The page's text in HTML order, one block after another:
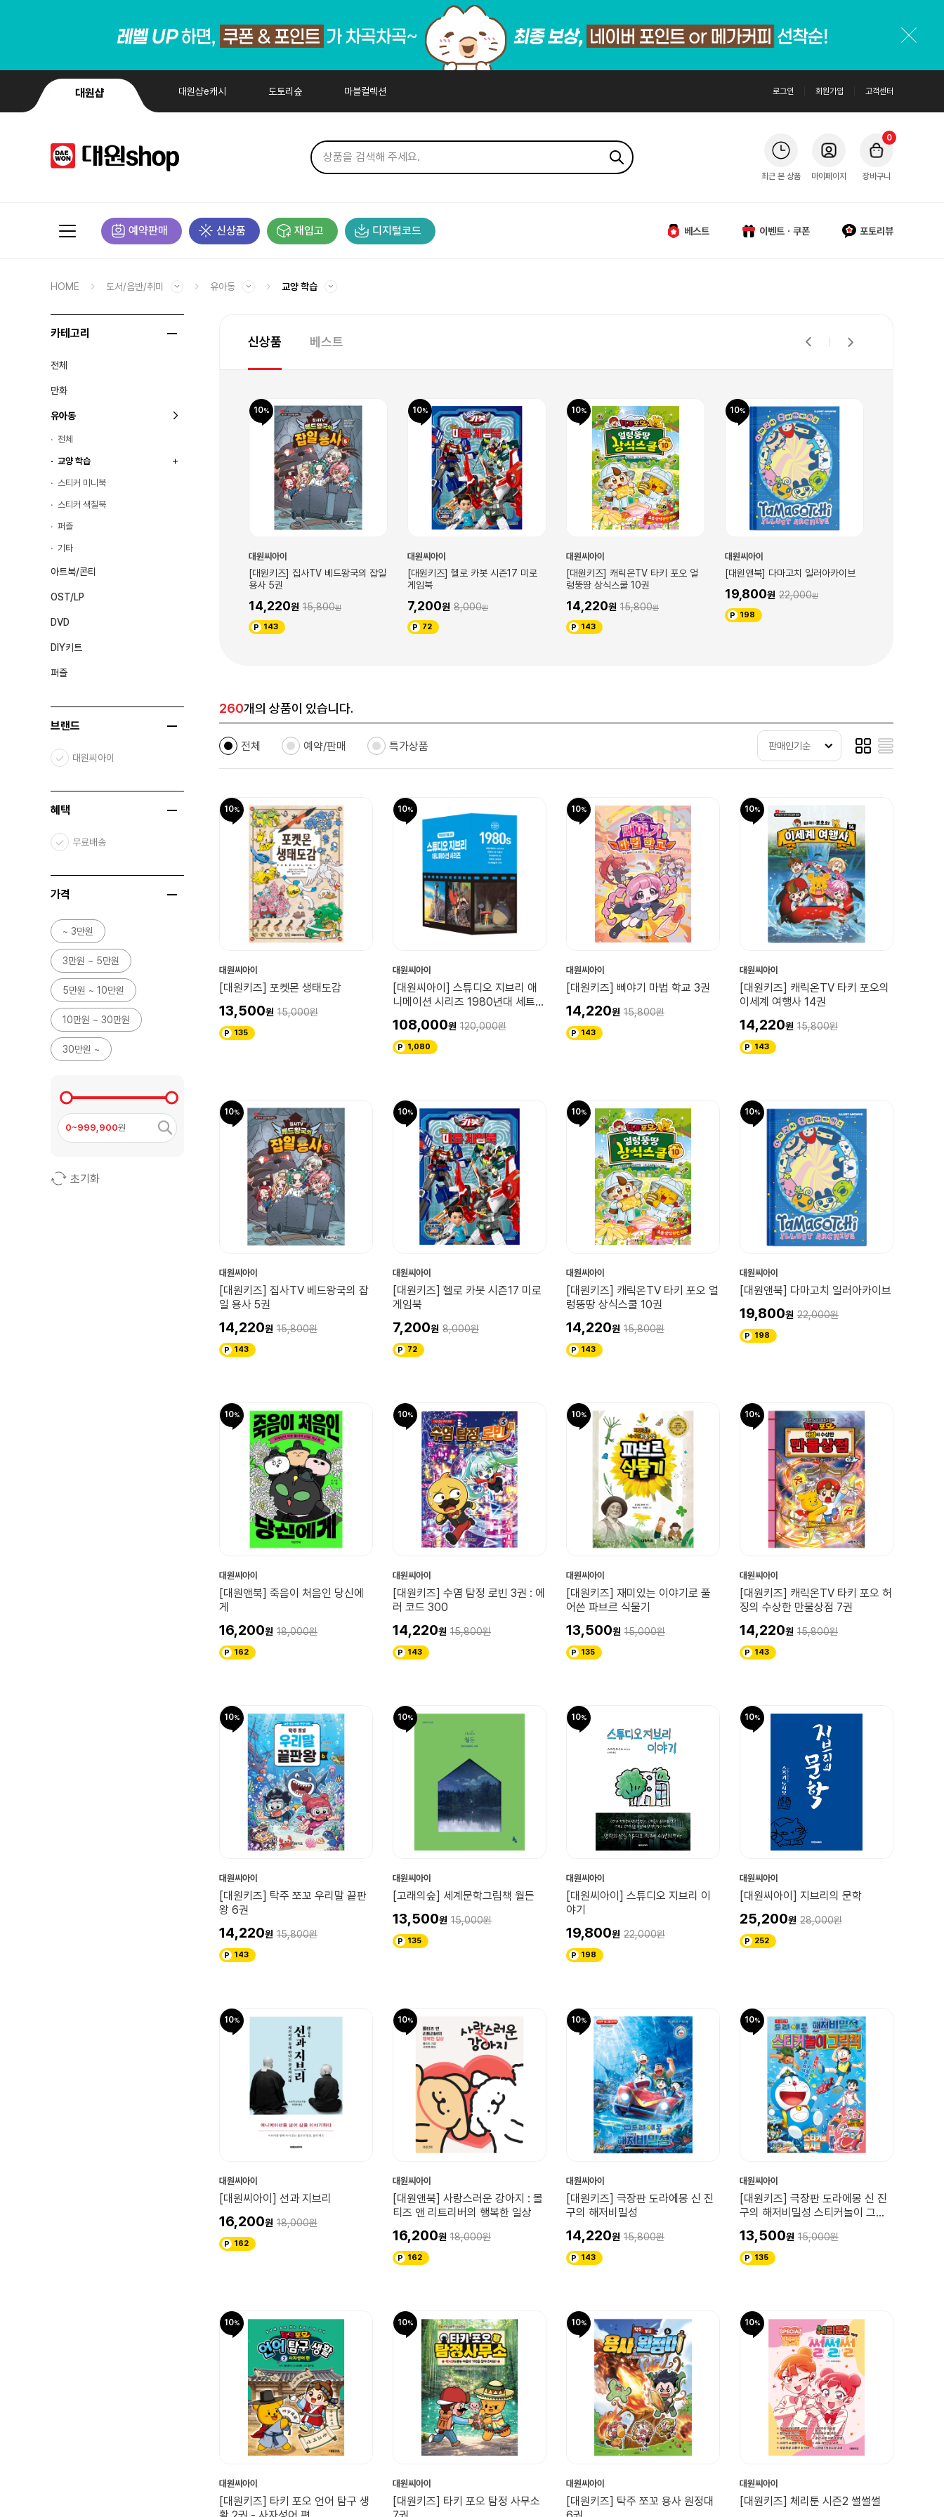
대원샵 대원샵e캐시 도토리숲 마블컬렉션 로그인 회원가입 고객센터
최근 본 상품 마이페이지 장바구니
0
예약판매 신상품 재입고 디지털코드 베스트 이벤트ㆍ쿠폰 포토리뷰
HOME 도서/음반/취미 유아동 교양 학습
카테고리
전체
만화
유아동
전체
교양 학습
스티커 미니북
스티커 색칠북
퍼즐
기타
아트북/콘티
OST/LP
DVD
DIY키트
퍼즐
브랜드
대원씨아이
혜택
무료배송
가격
~ 3만원
3만원 ~ 5만원
5만원 ~ 10만원
10만원 ~ 30만원
30만원 ~
0~999,900원
초기화
신상품 베스트
법 학교 3권
[대원키즈] 캐릭온TV 타키 포오의
10
대원씨아이
[대원키즈] 집사TV 베드왕국의 잡일
용사 5권
14,220 15,800
143
10
대원씨아이
[대원키즈] 헬로 카봇 시즌17 미로
게임북
7,200 8,000
72
10
대원씨아이
[대원키즈] 캐릭온TV 타키 포오 얼
렁뚱땅 상식스쿨 10권
14,220 15,800
143
10
대원씨아이
[대원앤북] 다마고치 일러아카이브
19,800 22,000
198
260개의 상품이 있습니다.
전체 예약/판매 특가상품 판매인기순
10
대원씨아이
[대원키즈] 포켓몬 생태도감
13,500 15,000
135
10
대원씨아이
[대원씨아이] 스튜디오 지브리 애
니메이션 시리즈 1980년대 세트
108,000 120,000
1,080
10
대원씨아이
[대원키즈] 삐야기 마법 학교 3권
14,220 15,800
143
10
대원씨아이
[대원키즈] 캐릭온TV 타키 포오의
이세계 여행사 14권
14,220 15,800
143
10
대원씨아이
[대원키즈] 집사TV 베드왕국의 잡
일 용사 5권
14,220 15,800
143
10
대원씨아이
[대원키즈] 헬로 카봇 시즌17 미로
게임북
7,200 8,000
72
10
대원씨아이
[대원키즈] 캐릭온TV 타키 포오 얼
렁뚱땅 상식스쿨 10권
14,220 15,800
143
10
대원씨아이
[대원앤북] 다마고치 일러아카이브
19,800 22,000
198
10
대원씨아이
[대원앤북] 죽음이 처음인 당신에
게
16,200 18,000
162
10
대원씨아이
[대원키즈] 수염 탐정 로빈 3권 : 에
러 코드 300
14,220 15,800
143
10
대원씨아이
[대원키즈] 재미있는 이야기로 풀
어쓴 파브르 식물기
13,500 15,000
135
10
대원씨아이
[대원키즈] 캐릭온TV 타키 포오 허
징의 수상한 만물상점 7권
14,220 15,800
143
10
대원씨아이
[대원키즈] 탁주 쪼꼬 우리말 끝판
왕 6권
14,220 15,800
143
10
대원씨아이
[고래의숲] 세계문학그림책 월든
13,500 15,000
135
10
대원씨아이
[대원씨아이] 스튜디오 지브리 이
야기
19,800 22,000
198
10
대원씨아이
[대원씨아이] 지브리의 문학
25,200 28,000
252
10
대원씨아이
[대원씨아이] 선과 지브리
16,200 18,000
162
10
대원씨아이
[대원앤북] 사랑스러운 강아지 : 몰
티즈 앤 리트리버의 행복한 일상
16,200 18,000
162
10
대원씨아이
[대원키즈] 극장판 도라에몽 신 진
구의 해저비밀성
14,220 15,800
143
10
대원씨아이
[대원키즈] 극장판 도라에몽 신 진
구의 해저비밀성 스티커놀이 그림
13,500 15,000
135
10
대원씨아이
[대원키즈] 타키 포오 언어 탐구 생
10
대원씨아이
[대원키즈] 타키 포오 탐정 사무소
10
대원씨아이
[대원키즈] 탁주 쪼꼬 용사 원정대
10
대원씨아이
[대원키즈] 체리툰 시즌2 썰썰썰